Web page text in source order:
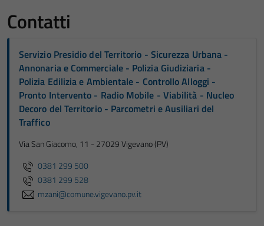
Contatti
Servizio Presidio del Territorio - Sicurezza Urbana -
Annonaria e Commerciale - Polizia Giudiziaria -
Polizia Edilizia e Ambientale - Controllo Alloggi -
Pronto Intervento - Radio Mobile - Viabilità - Nucleo
Decoro del Territorio - Parcometri e Ausiliari del
Traffico
Via San Giacomo, 11 - 27029 Vigevano (PV)
0381 299 500
0381 299 528
mzani@comune.vigevano.pv.it